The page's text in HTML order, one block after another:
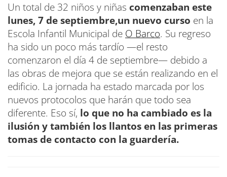
Un total de 32 niños y niñas comenzaban este
lunes, 7 de septiembre,un nuevo curso en la
Escola Infantil Municipal de O Barco. Su regreso
ha sido un poco más tardío —el resto
comenzaron el día 4 de septiembre— debido a
las obras de mejora que se están realizando en el
edificio. La jornada ha estado marcada por los
nuevos protocolos que harán que todo sea
diferente. Eso sí, lo que no ha cambiado es la
ilusión y también los llantos en las primeras
tomas de contacto con la guardería.